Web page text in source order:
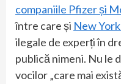
companiile Pfizer și
între care și New
ilegale de experți în
publică nimeni. Nu le
vocilor „care mai